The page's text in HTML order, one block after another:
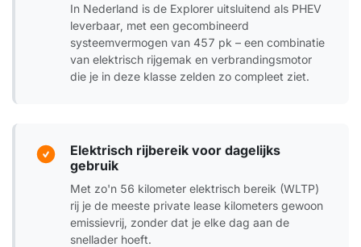
In Nederland is de Explorer uitsluitend als PHEV
leverbaar, met een gecombineerd
systeemvermogen van 457 pk – een combinatie
van elektrisch rijgemak en verbrandingsmotor
die je in deze klasse zelden zo compleet ziet.
Elektrisch rijbereik voor dagelijks
gebruik
Met zo'n 56 kilometer elektrisch bereik (WLTP)
rij je de meeste private lease kilometers gewoon
emissievrij, zonder dat je elke dag aan de
snellader hoeft.